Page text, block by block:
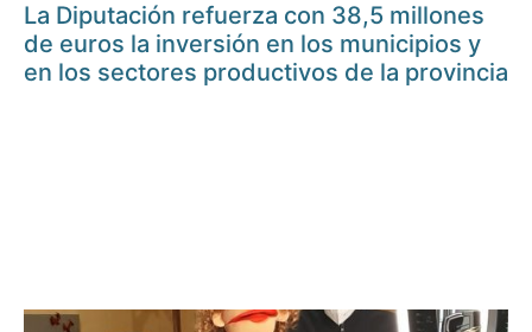
La Diputación refuerza con 38,5 millones
de euros la inversión en los municipios y
en los sectores productivos de la provincia